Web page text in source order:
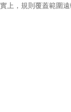
上，規則覆蓋範圍遠